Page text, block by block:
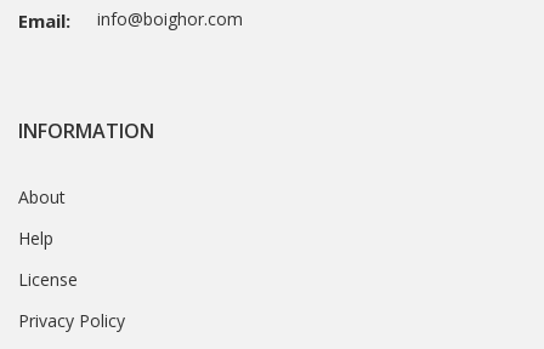
Email: info@boighor.com
INFORMATION
About
Help
License
Privacy Policy